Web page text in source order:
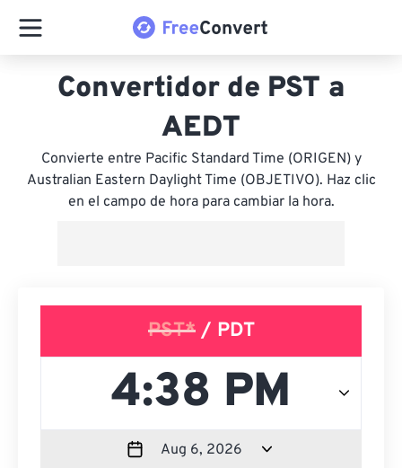
Convertidor de PST a
AEDT
Convierte entre Pacific Standard Time (ORIGEN) y
Australian Eastern Daylight Time (OBJETIVO). Haz clic
en el campo de hora para cambiar la hora.
PST*/ PDT